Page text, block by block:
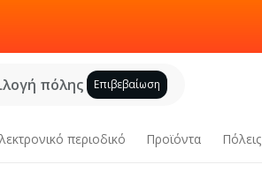
πόλης Επιβεβαίωση
περιοδικό Προϊόντα Πόλεις